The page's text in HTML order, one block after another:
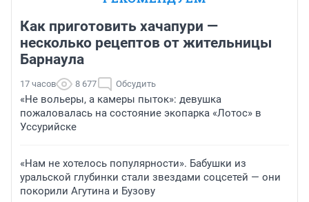
Как приготовить хачапури —
несколько рецептов от жительницы
Барнаула
17 часов 8 677 Обсудить
«Не вольеры, а камеры пыток»: девушка
пожаловалась на состояние экопарка «Лотос» в
Уссурийске
«Нам не хотелось популярности». Бабушки из
уральской глубинки стали звездами соцсетей — они
покорили Агутина и Бузову